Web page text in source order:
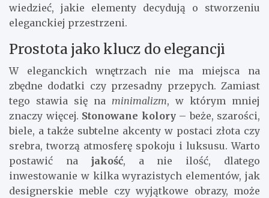
wiedzieć, jakie elementy decydują o stworzeniu
eleganckiej przestrzeni.
Prostota jako klucz do elegancji
W eleganckich wnętrzach nie ma miejsca na
zbędne dodatki czy przesadny przepych. Zamiast
tego stawia się na minimalizm, w którym mniej
znaczy więcej. Stonowane kolory– beże, szarości,
biele, a także subtelne akcenty w postaci złota czy
srebra, tworzą atmosferę spokoju i luksusu. Warto
postawić na jakość, a nie ilość, dlatego
inwestowanie w kilka wyrazistych elementów, jak
designerskie meble czy wyjątkowe obrazy, może